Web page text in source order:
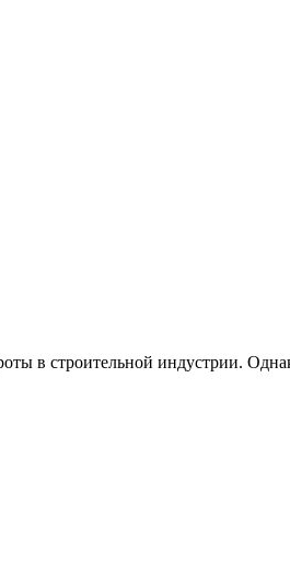
в строительной индустрии.